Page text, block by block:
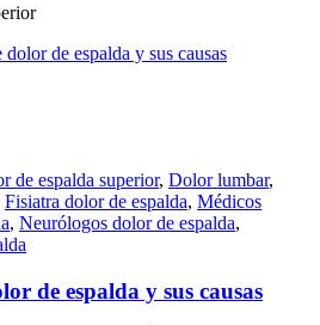
de espalda superior, Dolor lumbar,
Fisiatra dolor de espalda, Médicos
, Neurólogos dolor de espalda,
de espalda y sus causas